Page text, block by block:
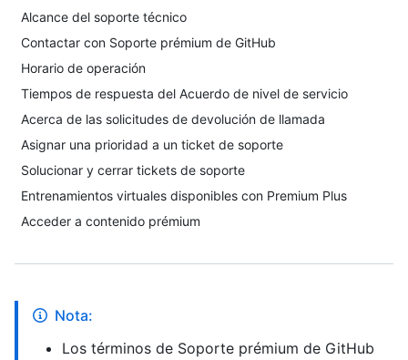
Alcance del soporte técnico
Contactar con Soporte prémium de GitHub
Horario de operación
Tiempos de respuesta del Acuerdo de nivel de servicio
Acerca de las solicitudes de devolución de llamada
Asignar una prioridad a un ticket de soporte
Solucionar y cerrar tickets de soporte
Entrenamientos virtuales disponibles con Premium Plus
Acceder a contenido prémium
Nota:
Los términos de Soporte prémium de GitHub